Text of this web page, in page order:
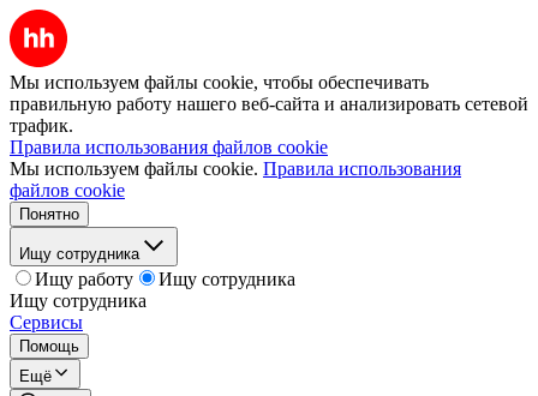
Мы используем файлы cookie, чтобы обеспечивать
правильную работу нашего веб-сайта и анализировать сетевой
трафик.
Правила использования файлов cookie
Мы используем файлы cookie. Правила использования
файлов cookie
Понятно
Ищу сотрудника
Ищу работу
Ищу сотрудника
Ищу сотрудника
Сервисы
Помощь
Ещё